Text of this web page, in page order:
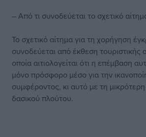
– Από τι συνοδεύεται το σχετικό
Το σχετικό αίτημα για τη χορήγηση
συνοδεύεται από έκθεση τουριστικής
οποία αιτιολογείται ότι η επέμβαση
μόνο πρόσφορο μέσο για την
συμφέροντος, κι αυτό με τη
δασικού πλούτου.